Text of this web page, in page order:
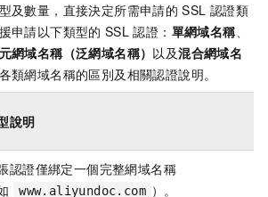
及數量，直接決定所需申請的 SSL 認證類
申請以下類型的 SSL 認證： 單網域名稱、
網域名稱（泛網域名稱） 以及混合網域名
類網域名稱的區別及相關認證說明。
說明
認證僅綁定一個完整網域名稱
www.aliyundoc.com ）。